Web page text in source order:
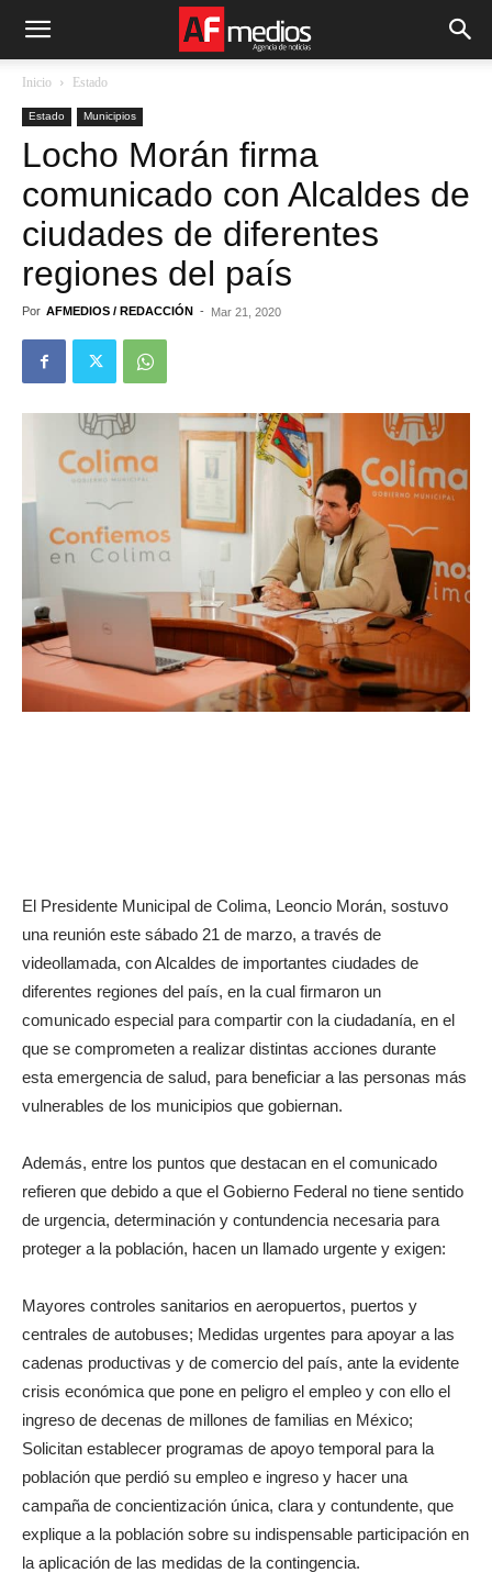
Inicio Estado
Estado Municipios
Locho Morán firma
comunicado con Alcaldes de
ciudades de diferentes
regiones del país
Por AFMEDIOS / REDACCIÓN - Mar 21, 2020
El Presidente Municipal de Colima, Leoncio Morán, sostuvo
una reunión este sábado 21 de marzo, a través de
videollamada, con Alcaldes de importantes ciudades de
diferentes regiones del país, en la cual firmaron un
comunicado especial para compartir con la ciudadanía, en el
que se comprometen a realizar distintas acciones durante
esta emergencia de salud, para beneficiar a las personas más
vulnerables de los municipios que gobiernan.
Además, entre los puntos que destacan en el comunicado
refieren que debido a que el Gobierno Federal no tiene sentido
de urgencia, determinación y contundencia necesaria para
proteger a la población, hacen un llamado urgente y exigen:
Mayores controles sanitarios en aeropuertos, puertos y
centrales de autobuses; Medidas urgentes para apoyar a las
cadenas productivas y de comercio del país, ante la evidente
crisis económica que pone en peligro el empleo y con ello el
ingreso de decenas de millones de familias en México;
Solicitan establecer programas de apoyo temporal para la
población que perdió su empleo e ingreso y hacer una
campaña de concientización única, clara y contundente, que
explique a la población sobre su indispensable participación en
la aplicación de las medidas de la contingencia.